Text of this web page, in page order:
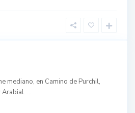
mediano, en Camino de Purchil,
Arabial. ...